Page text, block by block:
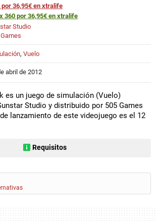
por 36,95€ en xtralife
360 por 36,95€ en xtralife
Studio
, Vuelo
abril de 2012
es un juego de simulación (Vuelo)
Studio y distribuido por 505 Games
lanzamiento de este videojuego es el 12
Requisitos